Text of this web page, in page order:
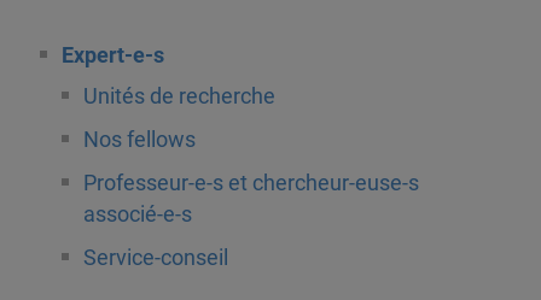
Expert-e-s
Unités de recherche
Nos fellows
Professeur-e-s et chercheur-euse-s
associé-e-s
Service-conseil